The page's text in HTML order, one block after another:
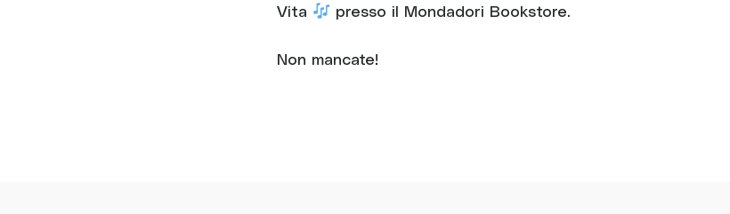
Vita
presso il Mondadori Bookstore.
Non mancate!